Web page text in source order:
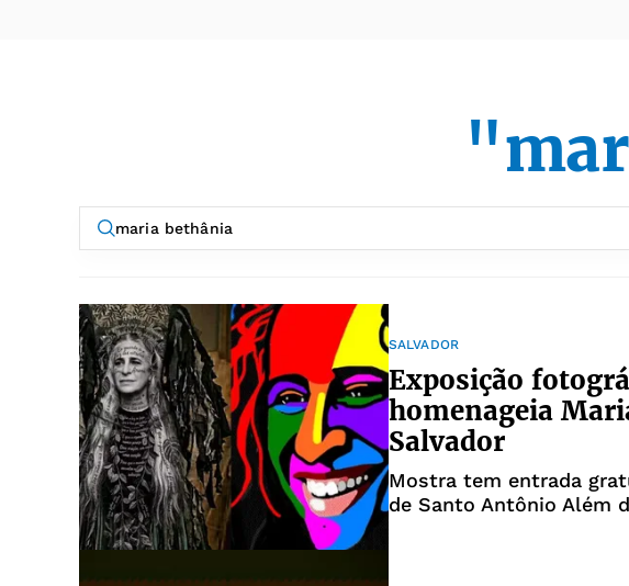
SALVADOR
Exposição
homenageia
Salvador
Mostra tem entrada
de Santo Antônio Além